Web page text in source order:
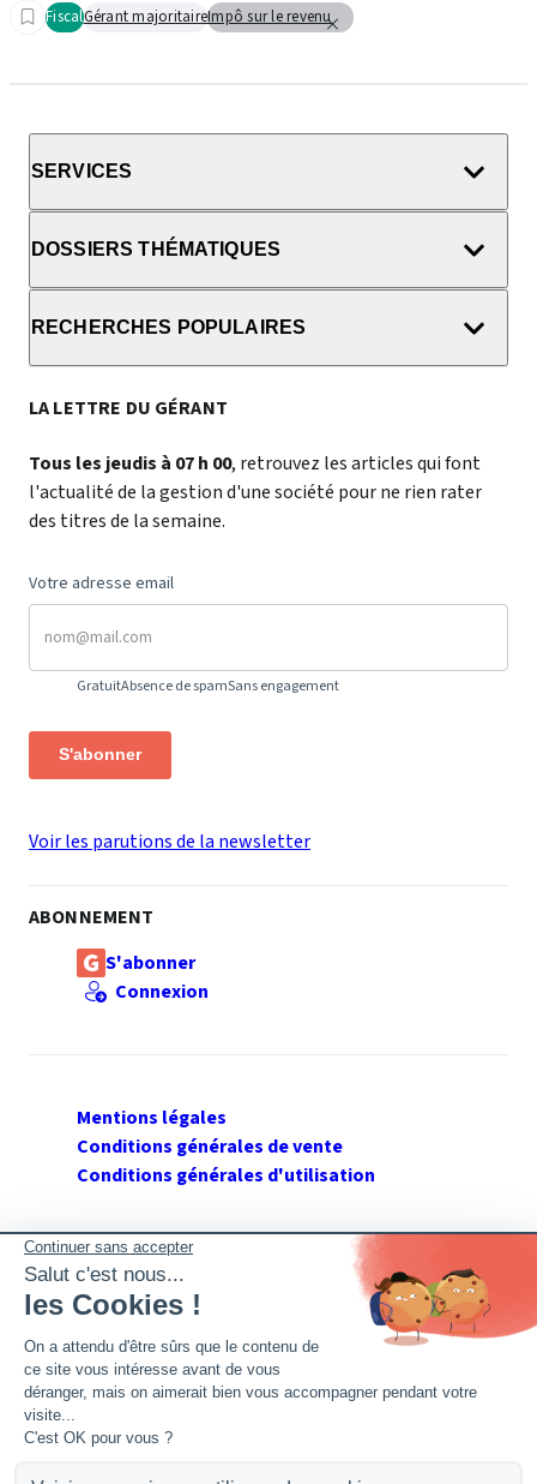
FiscalGérant majoritaireImpô sur le revenu
SERVICES
DOSSIERS THÉMATIQUES
RECHERCHES POPULAIRES
LA LETTRE DU GÉRANT
Tous les jeudis à 07 h 00, retrouvez les articles qui font
l'actualité de la gestion d'une société pour ne rien rater
des titres de la semaine.
Votre adresse email
GratuitAbsence de spamSans engagement
S'abonner
Voir les parutions de la newsletter
ABONNEMENT
S'abonner
Connexion
Mentions légales
Conditions générales de vente
Conditions générales d'utilisation
SUIVEZ GERANT DE SARL
Twitter
Facebook